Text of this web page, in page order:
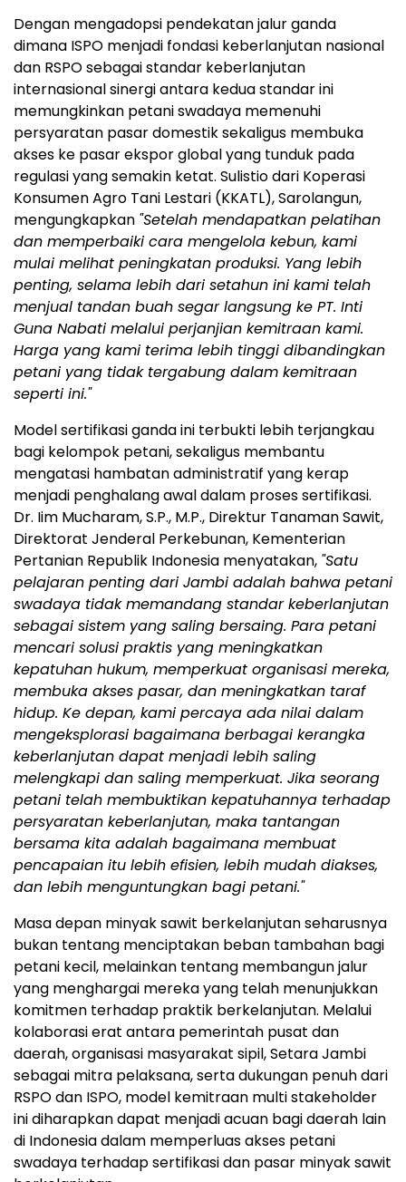
Dengan mengadopsi pendekatan jalur ganda
dimana ISPO menjadi fondasi keberlanjutan nasional
dan RSPO sebagai standar keberlanjutan
internasional sinergi antara kedua standar ini
memungkinkan petani swadaya memenuhi
persyaratan pasar domestik sekaligus membuka
akses ke pasar ekspor global yang tunduk pada
regulasi yang semakin ketat. Sulistio dari Koperasi
Konsumen Agro Tani Lestari (KKATL), Sarolangun,
mengungkapkan "Setelah mendapatkan pelatihan
dan memperbaiki cara mengelola kebun, kami
mulai melihat peningkatan produksi. Yang lebih
penting, selama lebih dari setahun ini kami telah
menjual tandan buah segar langsung ke PT. Inti
Guna Nabati melalui perjanjian kemitraan kami.
Harga yang kami terima lebih tinggi dibandingkan
petani yang tidak tergabung dalam kemitraan
seperti ini."
Model sertifikasi ganda ini terbukti lebih terjangkau
bagi kelompok petani, sekaligus membantu
mengatasi hambatan administratif yang kerap
menjadi penghalang awal dalam proses sertifikasi.
Dr. Iim Mucharam, S.P., M.P., Direktur Tanaman Sawit,
Direktorat Jenderal Perkebunan, Kementerian
Pertanian Republik Indonesia menyatakan, "Satu
pelajaran penting dari Jambi adalah bahwa petani
swadaya tidak memandang standar keberlanjutan
sebagai sistem yang saling bersaing. Para petani
mencari solusi praktis yang meningkatkan
kepatuhan hukum, memperkuat organisasi mereka,
membuka akses pasar, dan meningkatkan taraf
hidup. Ke depan, kami percaya ada nilai dalam
mengeksplorasi bagaimana berbagai kerangka
keberlanjutan dapat menjadi lebih saling
melengkapi dan saling memperkuat. Jika seorang
petani telah membuktikan kepatuhannya terhadap
persyaratan keberlanjutan, maka tantangan
bersama kita adalah bagaimana membuat
pencapaian itu lebih efisien, lebih mudah diakses,
dan lebih menguntungkan bagi petani."
Masa depan minyak sawit berkelanjutan seharusnya
bukan tentang menciptakan beban tambahan bagi
petani kecil, melainkan tentang membangun jalur
yang menghargai mereka yang telah menunjukkan
komitmen terhadap praktik berkelanjutan. Melalui
kolaborasi erat antara pemerintah pusat dan
daerah, organisasi masyarakat sipil, Setara Jambi
sebagai mitra pelaksana, serta dukungan penuh dari
RSPO dan ISPO, model kemitraan multi stakeholder
ini diharapkan dapat menjadi acuan bagi daerah lain
di Indonesia dalam memperluas akses petani
swadaya terhadap sertifikasi dan pasar minyak sawit